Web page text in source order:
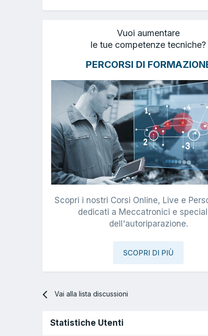
Vuoi aumentare
le tue competenze tecniche?
PERCORSI DI
Scopri i nostri Corsi Online, Live e
dedicati a Meccatronici e
dell'autoriparazione.
SCOPRI DI PIÙ
Vai alla lista discussioni
Statistiche Utenti